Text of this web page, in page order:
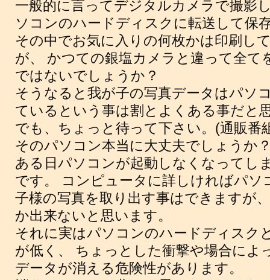
一般的に言ってデジタルカメラで撮影
ソコンのハードディスクに転送して保
その中でお気に入りの何枚かは印刷し
が、 かつての銀塩カメラと違って全て
ではないでしょうか？
そうなると我が子の写真データはパソ
ているという事は割とよくある事だと
でも、ちょっと待って下さい。(通販番
そのパソコン本当に大丈夫でしょうか
ある日パソコンが起動しなくなってし
です。 コンピュータに詳しければパソ
子様の写真を取り出す事はできますが
か出来ないと思います。
それに実はパソコンのハードディスク
が低く、 ちょっとした衝撃や場合によ
データが消える危険性があります。